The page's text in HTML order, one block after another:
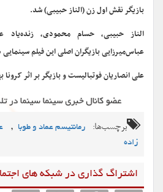
بازیگر نقش اول زن (الناز حبیبی) شد.
الناز حبیبی، حسام محمودی، زنده‌یاد
عباس‌میرزایی بازیگران اصلی این فیلم
علی انصاریان فوتبالیست و بازیگر بر اثر
برچسب‌ها: رمانتیسم عماد و طوبا ,
زاده
اشتراگ گذاری در شبکه های